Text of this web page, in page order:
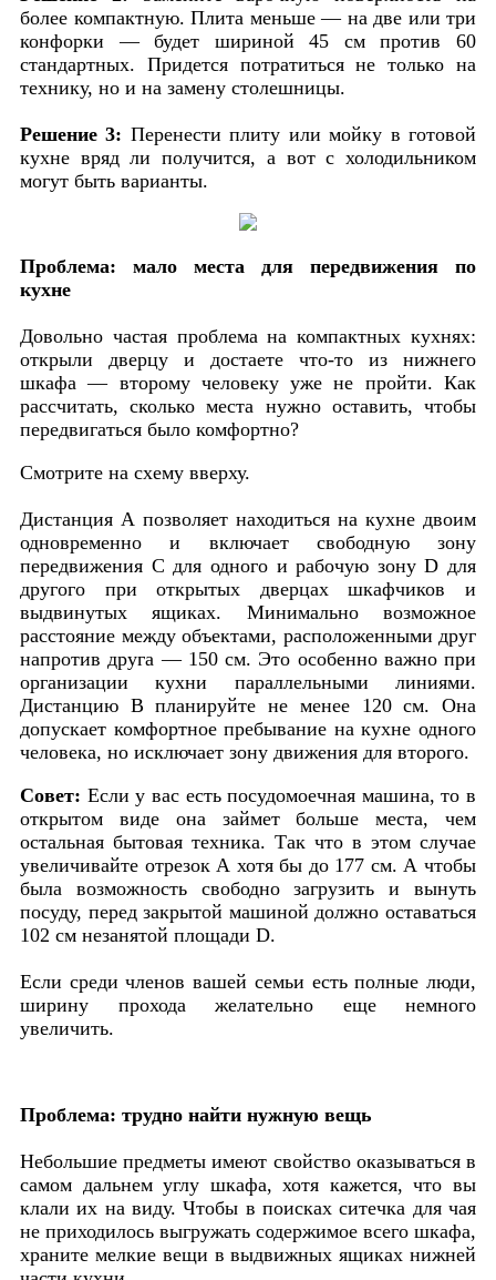
более компактную. Плита меньше — на две или три
конфорки — будет шириной 45 см против 60
стандартных. Придется потратиться не только на
технику, но и на замену столешницы.
Решение 3: Перенести плиту или мойку в готовой
кухне вряд ли получится, а вот с холодильником
могут быть варианты.
Проблема: мало места для передвижения по
кухне
Довольно частая проблема на компактных кухнях:
открыли дверцу и достаете что-то из нижнего
шкафа — второму человеку уже не пройти. Как
рассчитать, сколько места нужно оставить, чтобы
передвигаться было комфортно?
Смотрите на схему вверху.
Дистанция А позволяет находиться на кухне двоим
одновременно и включает свободную зону
передвижения С для одного и рабочую зону D для
другого при открытых дверцах шкафчиков и
выдвинутых ящиках. Минимально возможное
расстояние между объектами, расположенными друг
напротив друга — 150 см. Это особенно важно при
организации кухни параллельными линиями.
Дистанцию В планируйте не менее 120 см. Она
допускает комфортное пребывание на кухне одного
человека, но исключает зону движения для второго.
Совет: Если у вас есть посудомоечная машина, то в
открытом виде она займет больше места, чем
остальная бытовая техника. Так что в этом случае
увеличивайте отрезок А хотя бы до 177 см. А чтобы
была возможность свободно загрузить и вынуть
посуду, перед закрытой машиной должно оставаться
102 см незанятой площади D.
Если среди членов вашей семьи есть полные люди,
ширину прохода желательно еще немного
увеличить.
Проблема: трудно найти нужную вещь
Небольшие предметы имеют свойство оказываться в
самом дальнем углу шкафа, хотя кажется, что вы
клали их на виду. Чтобы в поисках ситечка для чая
не приходилось выгружать содержимое всего шкафа,
храните мелкие вещи в выдвижных ящиках нижней